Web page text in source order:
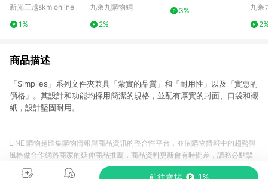
新光三越skm online
1%
九乘九購物網
2%
額下單10%點數(單一帳
3%
九乘
商品描述
「Simplies」系列文件夾兼具「紮實的品質」和「耐用性」以及「實惠的
價格」。其設計和功能均採用簡潔的規格，並配有厚實的封面、口袋和襯
紙，設計堅固耐用。
前往賣場 1%
LINE 購物是匯集購物情報與商品資訊的整合性平台，並依購物情報中的趨勢與
風格做合作網路商家的延伸商品推薦，商品資料更新會有時間差，請務必點擊
商品至各合作網路商家，確認現售價與購物條件，一切資訊以合作廠商網頁為